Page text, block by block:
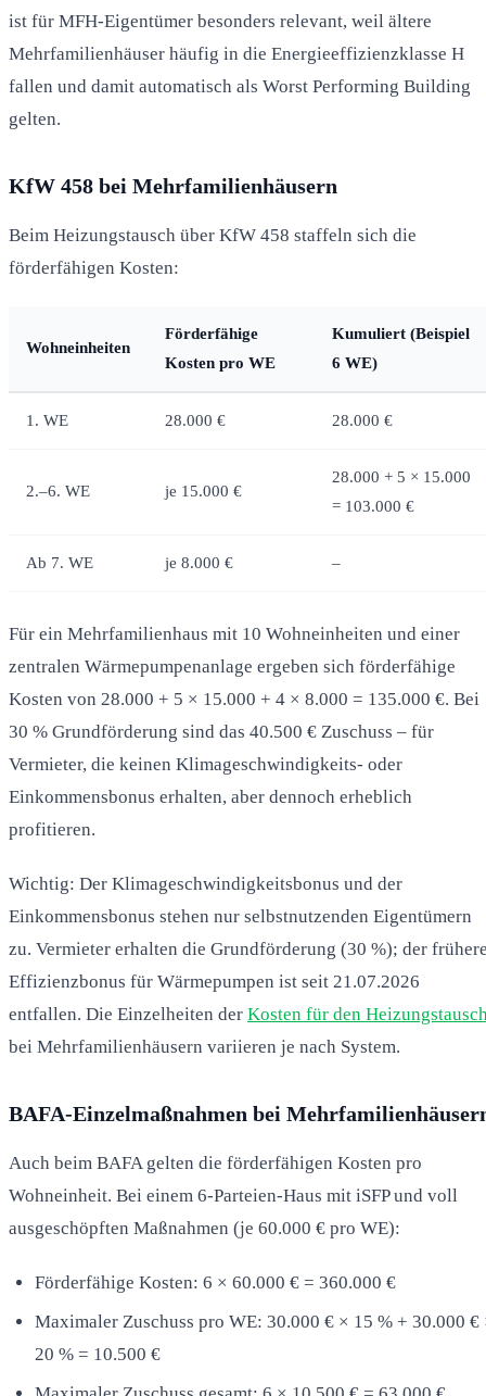
ist für MFH-Eigentümer besonders relevant, weil ältere
Mehrfamilienhäuser häufig in die Energieeffizienzklasse H
fallen und damit automatisch als Worst Performing Building
gelten.
KfW 458 bei Mehrfamilienhäusern
Beim Heizungstausch über KfW 458 staffeln sich die
förderfähigen Kosten:
Wohneinheiten
Förderfähige
Kosten pro WE
Kumuliert (Beispiel
6 WE)
1. WE 28.000 € 28.000 €
2.–6. WE je 15.000 €
28.000 + 5 × 15.000
= 103.000 €
Ab 7. WE je 8.000 € –
Für ein Mehrfamilienhaus mit 10 Wohneinheiten und einer
zentralen Wärmepumpenanlage ergeben sich förderfähige
Kosten von 28.000 + 5 × 15.000 + 4 × 8.000 = 135.000 €. Bei
30 % Grundförderung sind das 40.500 € Zuschuss – für
Vermieter, die keinen Klimageschwindigkeits- oder
Einkommensbonus erhalten, aber dennoch erheblich
profitieren.
Wichtig: Der Klimageschwindigkeitsbonus und der
Einkommensbonus stehen nur selbstnutzenden Eigentümern
zu. Vermieter erhalten die Grundförderung (30 %); der
Effizienzbonus für Wärmepumpen ist seit 21.07.2026
entfallen. Die Einzelheiten der Kosten für den
bei Mehrfamilienhäusern variieren je nach System.
BAFA-Einzelmaßnahmen bei
Auch beim BAFA gelten die förderfähigen Kosten pro
Wohneinheit. Bei einem 6-Parteien-Haus mit iSFP und voll
ausgeschöpften Maßnahmen (je 60.000 € pro WE):
Förderfähige Kosten: 6 × 60.000 € = 360.000 €
Maximaler Zuschuss pro WE: 30.000 € × 15 % + 30.000 €
20 % = 10.500 €